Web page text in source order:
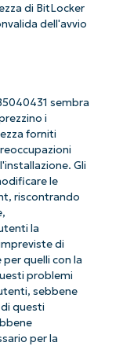
di BitLocker
dell'avvio
sembra
i
forniti
Gli
le
riscontrando
la
di
quelli con la
problemi
sebbene
questi
per la